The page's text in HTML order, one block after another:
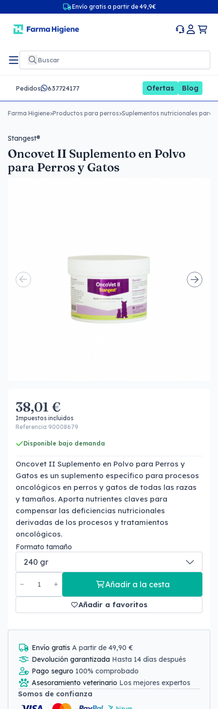
Envío gratis a partir de 49,9€
Pedidos 637724177 Ofertas Blog
Farma Higiene>Productos para perros>Suplementos nutricionales para
Stangest®
Oncovet II Suplemento en Polvo
para Perros y Gatos
38,01 €
Impuestos incluidos
Referencia 90008679
Disponible bajo demanda
Oncovet II Suplemento en Polvo para Perros y
Gatos es un suplemento específico para procesos
oncológicos en perros y gatos de todas las razas
y tamaños. Aporta nutrientes claves para
compensar las deficiencias nutricionales
derivadas de los procesos y tratamientos
oncológicos.
Formato tamaño
Añadir a la cesta
Añadir a favoritos
Envío gratis A partir de 49,90 €
Devolución garantizada Hasta 14 días después
Pago seguro 100% comprobado
Asesoramiento veterinario Los mejores expertos
Somos de confianza